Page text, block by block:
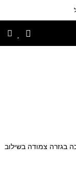
בגזרה צמודה בשילוב